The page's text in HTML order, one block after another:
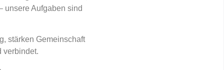
unsere Aufgaben sind
stärken Gemeinschaft
verbindet.